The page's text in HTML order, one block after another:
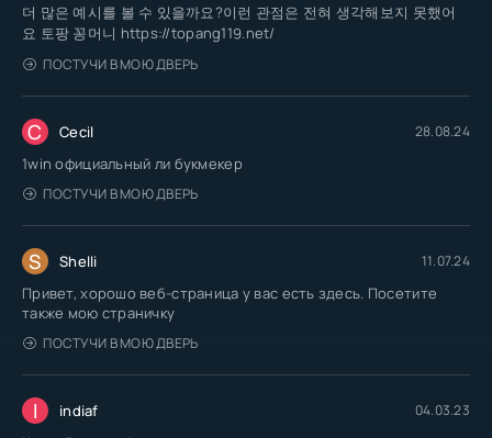
더 많은 예시를 볼 수 있을까요?이런 관점은 전혀 생각해보지 못했어
요 토팡 꽁머니 https://topang119.net/
ПОСТУЧИ В МОЮ ДВЕРЬ
C Cecil 28.08.24
1win официальный ли букмекер
ПОСТУЧИ В МОЮ ДВЕРЬ
S Shelli 11.07.24
Привет, хорошо веб-страница у вас есть здесь. Посетите
также мою страничку
ПОСТУЧИ В МОЮ ДВЕРЬ
I indiaf 04.03.23